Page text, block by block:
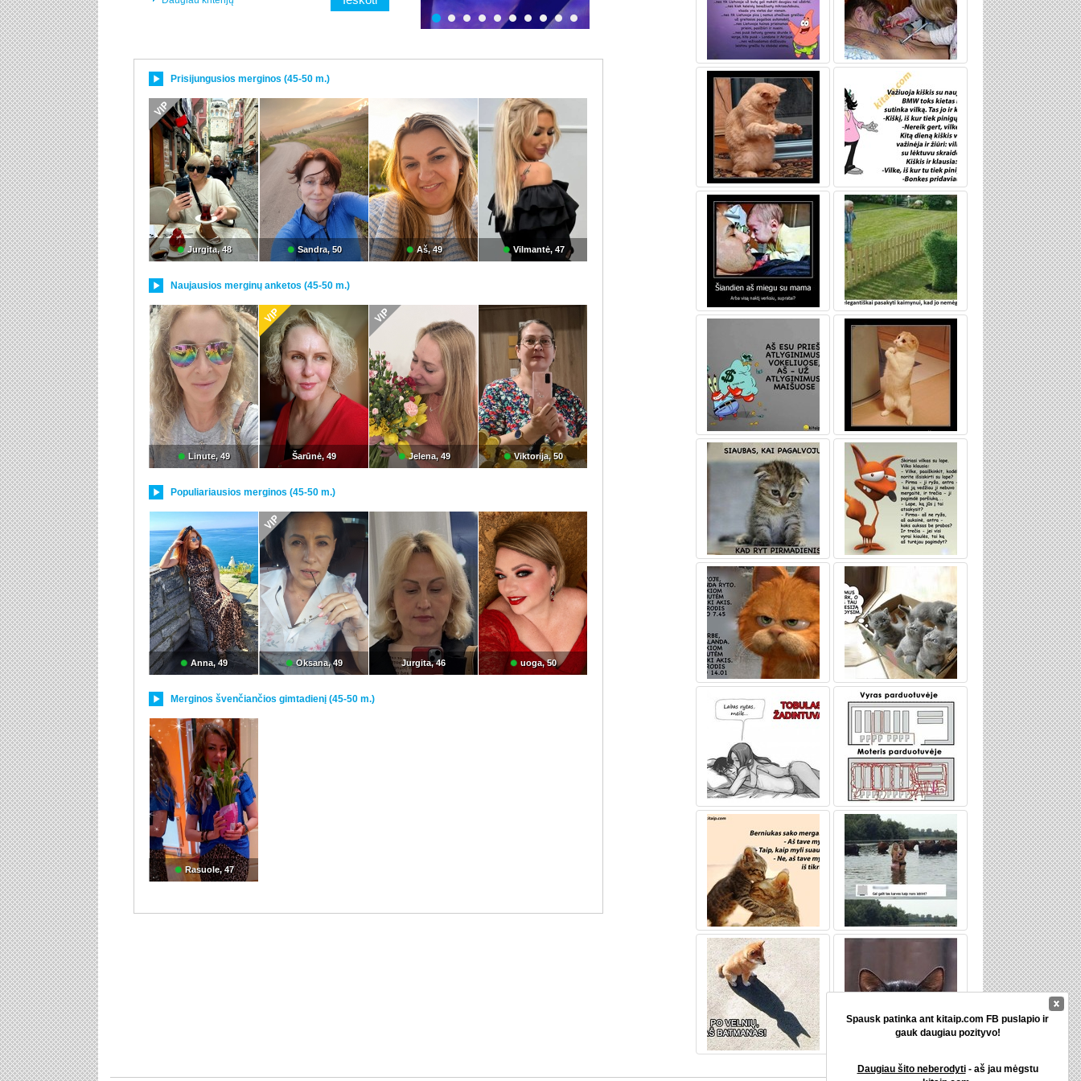
Spausk patinka ant kitaip.com FB puslapio ir
gauk daugiau pozityvo!
Daugiau šito neberodyti- aš jau mėgstu